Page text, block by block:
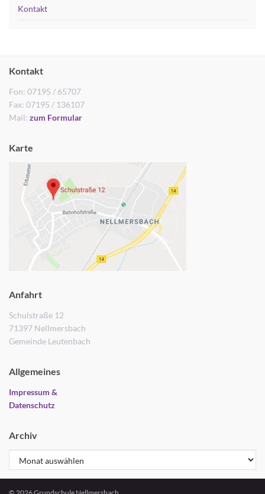
Kontakt
Kontakt
Fon: 07195 / 65707
Fax: 07195 / 136107
Mail: zum Formular
Karte
Anfahrt
Schulstraße 12
71397 Nellmersbach
Gemeinde Leutenbach
Allgemeines
Impressum &
Datenschutz
Archiv
Archiv